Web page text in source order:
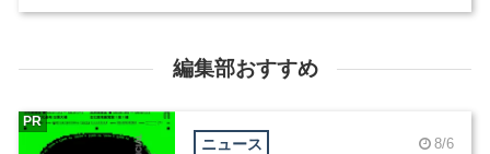
編集部おすすめ
ニュース 8/6
PR